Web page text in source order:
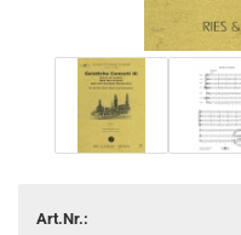
Art.Nr.: